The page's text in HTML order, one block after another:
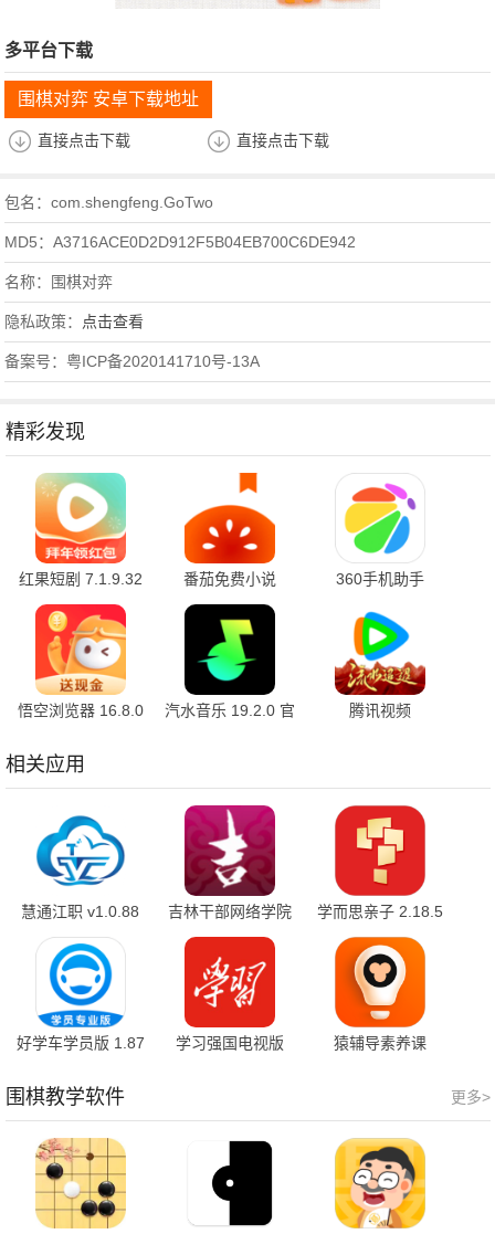
多平台下载
围棋对弈 安卓下载地址
直接点击下载 直接点击下载
包名：com.shengfeng.GoTwo
MD5：A3716ACE0D2D912F5B04EB700C6DE942
名称：围棋对弈
隐私政策： 点击查看
备案号：粤ICP备2020141710号-13A
精彩发现
红果短剧 7.1.9.32
官方版
番茄免费小说
7.1.9.32 安卓版
360手机助手
悟空浏览器 16.8.0
汽水音乐 19.2.0 官
腾讯视频
相关应用
慧通江职 v1.0.88
最新版
吉林干部网络学院
5.2 安卓版
学而思亲子 2.18.5
最新版
好学车学员版 1.87
学习强国电视版
猿辅导素养课
更多>
围棋教学软件